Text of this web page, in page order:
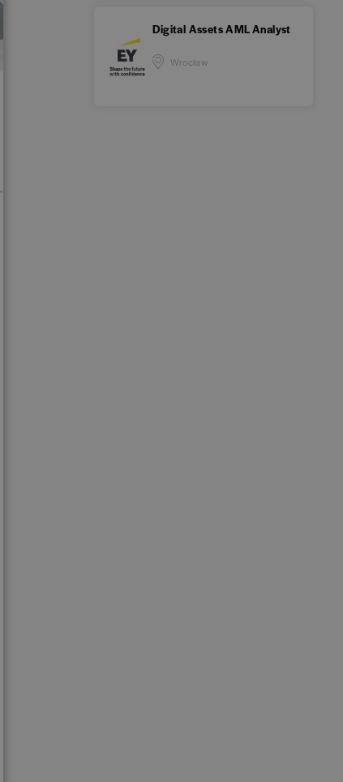
Digital Assets AML Analyst
Wrocław